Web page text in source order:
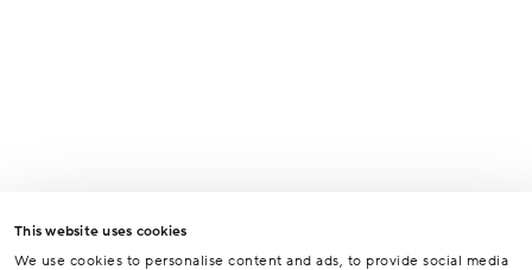
This website uses cookies
We use cookies to personalise content and ads, to provide social media